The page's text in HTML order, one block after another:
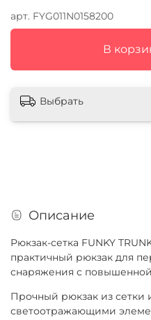
арт. FYG011N0158200
В
Выбрать
Описание
Рюкзак-сетка FUNKY
практичный рюкзак для
снаряжения с
Прочный рюкзак из сетки
светоотражающими